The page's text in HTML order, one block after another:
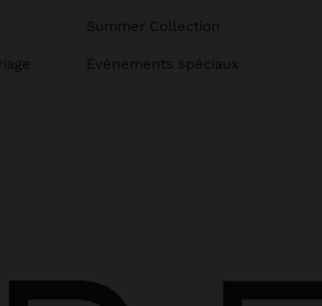
Summer Collection
Événements spéciaux